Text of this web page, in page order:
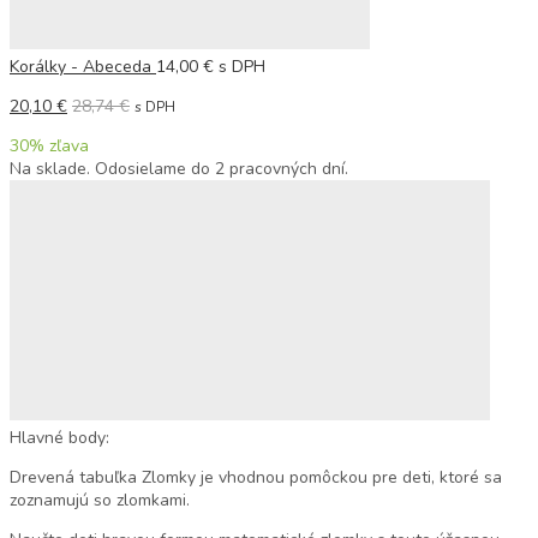
Korálky - Abeceda 14,00 € s DPH
20,10 € 28,74€ s DPH
30% zľava
Na sklade. Odosielame do 2 pracovných dní.
Hlavné body:
Drevená tabuľka Zlomky je vhodnou pomôckou pre deti, ktoré sa
zoznamujú so zlomkami.